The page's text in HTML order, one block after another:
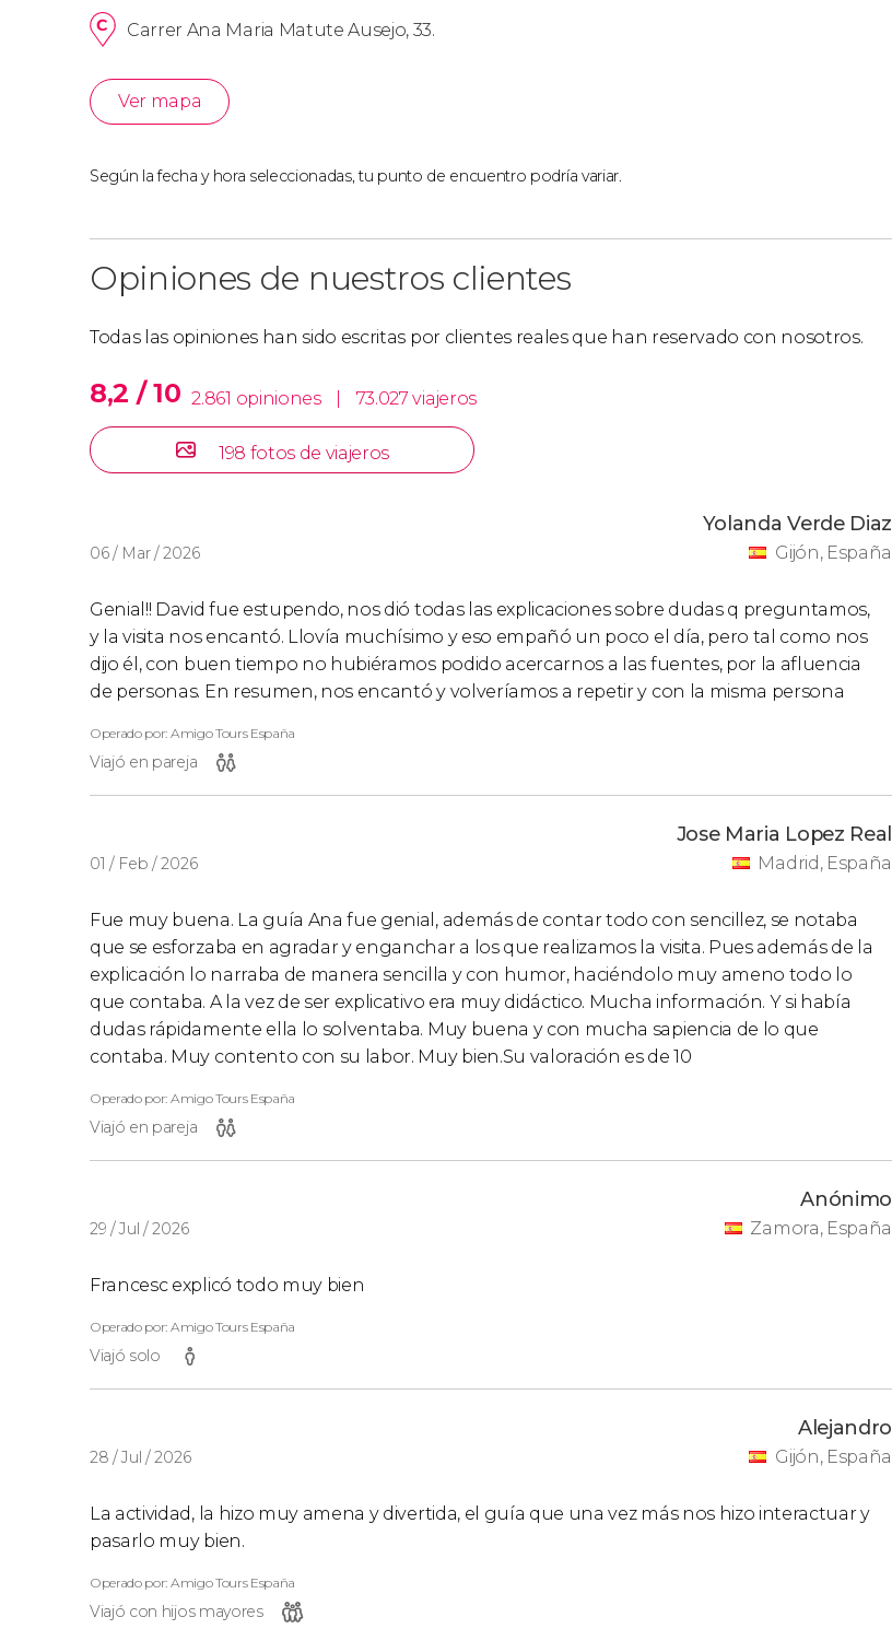
Carrer Ana Maria Matute Ausejo, 33.
Ver mapa
Según la fecha y hora seleccionadas, tu punto de encuentro podría variar.
Opiniones de nuestros clientes
Todas las opiniones han sido escritas por clientes reales que han reservado con nosotros.
8,2 / 10 2.861 opiniones 73.027 viajeros
198 fotos de viajeros
06 / Mar / 2026
Yolanda Verde Diaz
Gijón, España
Genial!! David fue estupendo, nos dió todas las explicaciones sobre dudas q preguntamos,
y la visita nos encantó. Llovía muchísimo y eso empañó un poco el día, pero tal como nos
dijo él, con buen tiempo no hubiéramos podido acercarnos a las fuentes, por la afluencia
de personas. En resumen, nos encantó y volveríamos a repetir y con la misma persona
Operado por: Amigo Tours España
Viajó en pareja
01 / Feb / 2026
Jose Maria Lopez Real
Madrid, España
Fue muy buena. La guía Ana fue genial, además de contar todo con sencillez, se notaba
que se esforzaba en agradar y enganchar a los que realizamos la visita. Pues además de la
explicación lo narraba de manera sencilla y con humor, haciéndolo muy ameno todo lo
que contaba. A la vez de ser explicativo era muy didáctico. Mucha información. Y si había
dudas rápidamente ella lo solventaba. Muy buena y con mucha sapiencia de lo que
contaba. Muy contento con su labor. Muy bien.Su valoración es de 10
Operado por: Amigo Tours España
Viajó en pareja
29 / Jul / 2026
Anónimo
Zamora, España
Francesc explicó todo muy bien
Operado por: Amigo Tours España
Viajó solo
28 / Jul / 2026
Alejandro
Gijón, España
La actividad, la hizo muy amena y divertida, el guía que una vez más nos hizo interactuar y
pasarlo muy bien.
Operado por: Amigo Tours España
Viajó con hijos mayores